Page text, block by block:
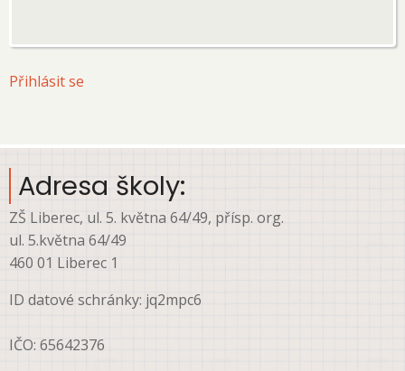
User
menu
Přihlásit se
Adresa školy:
ZŠ Liberec, ul. 5. května 64/49, přísp. org.
ul. 5.května 64/49
460 01 Liberec 1
ID datové schránky: jq2mpc6
IČO: 65642376